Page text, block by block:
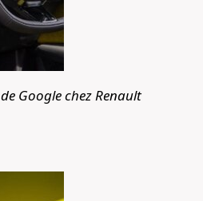
Google chez Renault